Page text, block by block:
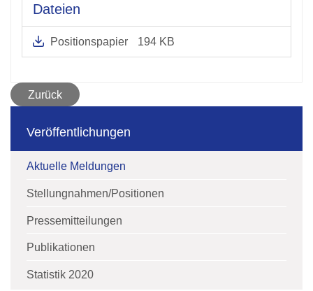
Dateien
Positionspapier 194 KB
Zurück
Veröffentlichungen
Aktuelle Meldungen
Stellungnahmen/Positionen
Pressemitteilungen
Publikationen
Statistik 2020